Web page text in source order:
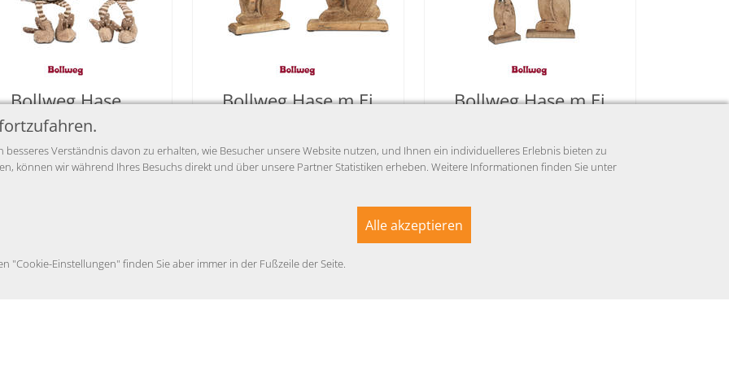
Bollweg Hase
Textil
farb.so.
15,90 EUR
Zeit nicht verfügbar
Auf Anfrage
Bollweg Hase m.Ei
8,95 EUR
Zur Zeit nicht verfügbar
Bollweg Hase m.Ei
35,00 EUR
besseres Verständnis davon zu erhalten, wie Besucher unsere Website nutzen, und Ihnen ein individuelleres Erlebnis bieten zu
können wir während Ihres Besuchs direkt und über unsere Partner Statistiken erheben. Weitere Informationen finden Sie unter
Alle akzeptieren
"Cookie-Einstellungen" finden Sie aber immer in der Fußzeile der Seite.